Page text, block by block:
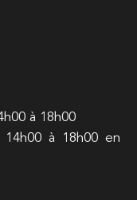
à 18h00
14h00 à 18h00 en